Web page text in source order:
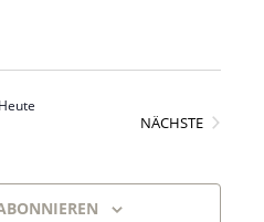
Heute
NÄCHSTE